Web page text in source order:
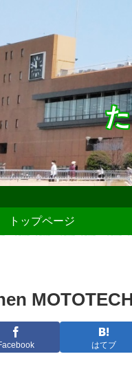
トップページ
MOTOTECH
はてブ